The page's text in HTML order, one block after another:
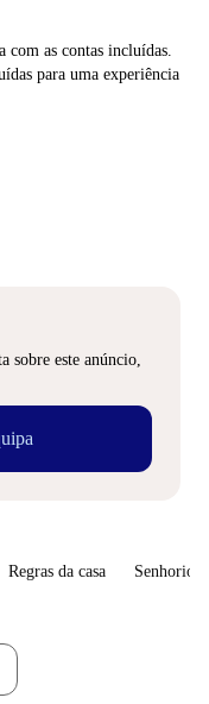
com as contas incluídas.
para uma experiência
sobre este anúncio,
Regras da casa Senhorio